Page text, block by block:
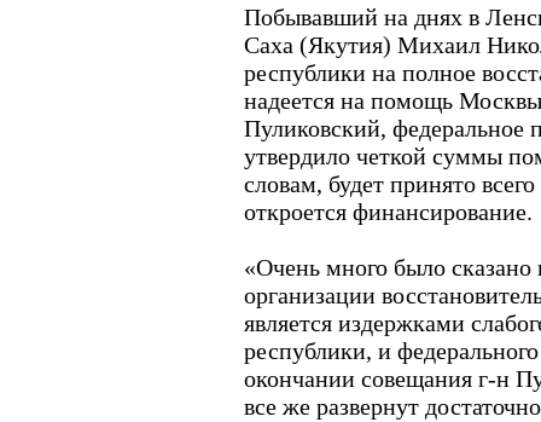
Побывавший на днях в
Саха (Якутия) Михаил
республики на полное
надеется на помощь
Пуликовский, федеральное
утвердило четкой суммы
словам, будет принято
откроется финансирование.
«Очень много было
организации
является издержками
республики, и
окончании совещания г-н
все же развернут